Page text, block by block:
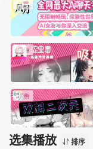
选集播放 排序